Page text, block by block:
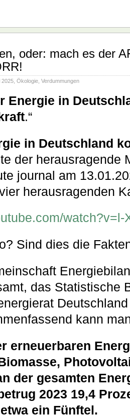
oder: mach es der
2025 Ökologie Verdummungen
Energie in
.“
in Deutschland
der herausragende
journal am
herausragenden
watch?v=l-
Sind dies die
das Statistische
kann
erneuerbaren
der gesamten
2023 19,4
ein Fünftel.